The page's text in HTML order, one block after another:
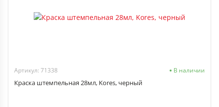
Артикул: 71338 В наличии
Краска штемпельная 28мл, Kores, черный